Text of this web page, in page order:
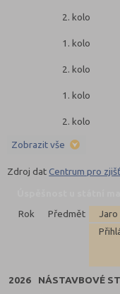
2. kolo
1. kolo
2. kolo
1. kolo
2. kolo
Zobrazit vše
Zdroj datCentrum pro
Rok
Předmět
Jaro
2026
NÁSTAVBOVÉ